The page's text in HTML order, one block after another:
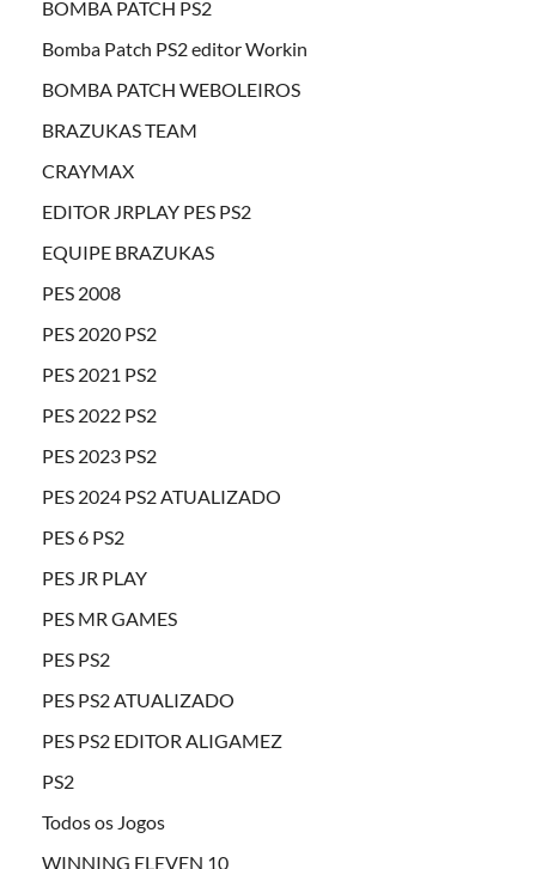
BOMBA PATCH PS2
Bomba Patch PS2 editor Workin
BOMBA PATCH WEBOLEIROS
BRAZUKAS TEAM
CRAYMAX
EDITOR JRPLAY PES PS2
EQUIPE BRAZUKAS
PES 2008
PES 2020 PS2
PES 2021 PS2
PES 2022 PS2
PES 2023 PS2
PES 2024 PS2 ATUALIZADO
PES 6 PS2
PES JR PLAY
PES MR GAMES
PES PS2
PES PS2 ATUALIZADO
PES PS2 EDITOR ALIGAMEZ
PS2
Todos os Jogos
WINNING ELEVEN 10